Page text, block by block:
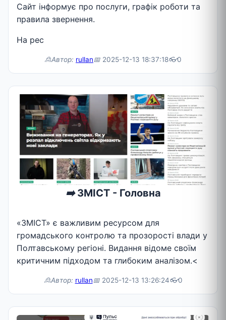
Сайт інформує про послуги, графік роботи та
правила звернення.
На рес
🙎Автор: rullan📅 2025-12-13 18:37:18👓0
➡️ЗМІСТ - Головна
«ЗМІСТ» є важливим ресурсом для
громадського контролю та прозорості влади у
Полтавському регіоні. Видання відоме своїм
критичним підходом та глибоким аналізом.<
🙎Автор: rullan📅2025-12-13 13:26:24👓0